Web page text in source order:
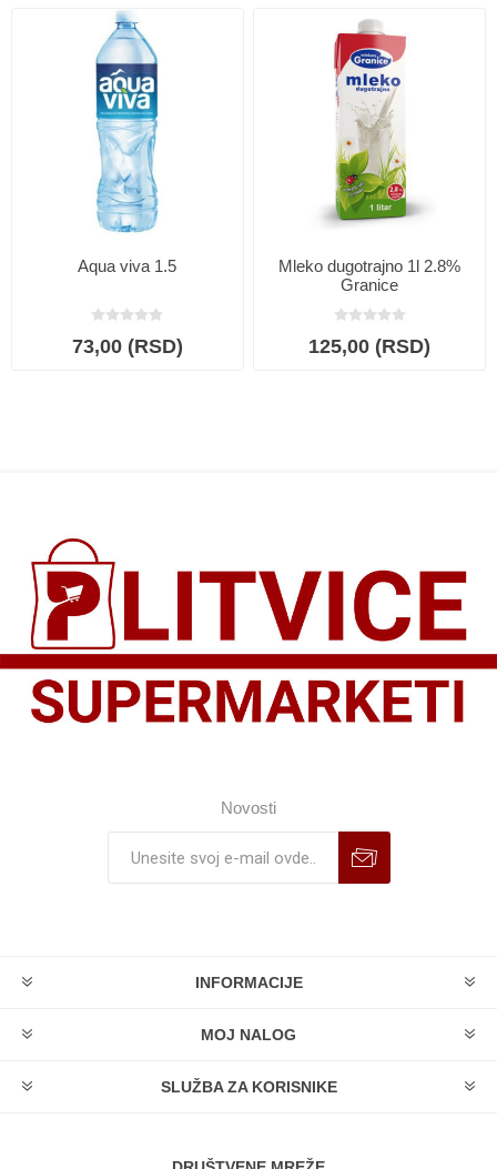
Aqua viva 1.5
73,00 (RSD)
Mleko dugotrajno 1l 2.8%
Granice
125,00 (RSD)
Novosti
INFORMACIJE
MOJ NALOG
SLUŽBA ZA KORISNIKE